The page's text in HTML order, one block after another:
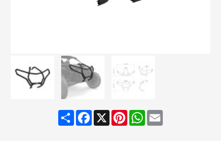
ShareFacebook
X PinterestWhatsApp
Email